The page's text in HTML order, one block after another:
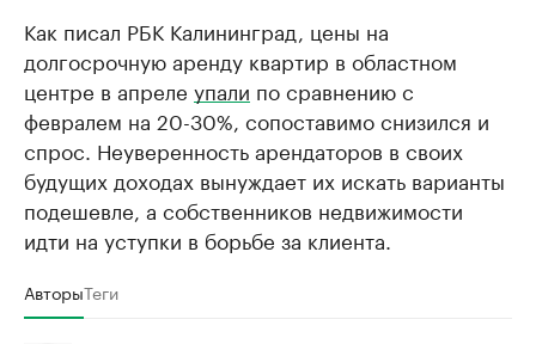
Как писал РБК Калининград, цены на
долгосрочную аренду квартир в областном
центре в апреле упали по сравнению с
февралем на 20-30%, сопоставимо снизился и
спрос. Неуверенность арендаторов в своих
будущих доходах вынуждает их искать варианты
подешевле, а собственников недвижимости
идти на уступки в борьбе за клиента.
АвторыТеги